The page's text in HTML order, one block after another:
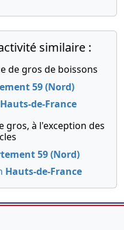
similaire :
de gros de boissons
59 (Nord)
Hauts-de-France
gros, à l'exception des
59 (Nord)
Hauts-de-France